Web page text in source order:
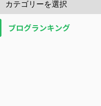
ブログランキング